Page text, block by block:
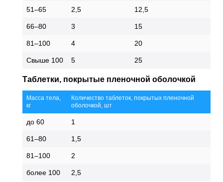
51–65 2,5 12,5
66–80 3 15
81–100 4 20
Свыше 100 5 25
Таблетки, покрытые пленочной оболочкой
Масса тела,
кг
Количество таблеток, покрытых пленочной
оболочкой, шт
до 60 1
61–80 1,5
81–100 2
более 100 2,5